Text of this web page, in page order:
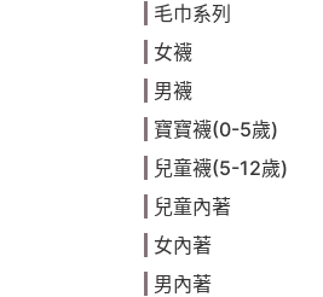
毛巾系列
女襪
男襪
寶寶襪(0-5歲)
兒童襪(5-12歲)
兒童內著
女內著
男內著